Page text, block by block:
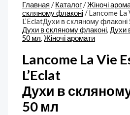
Главная /Каталог/Жіночі
скляному флаконі/ Lancome La
L’EclatДухи в скляному флаконі
Духи в скляному флаконі,Духи
50 мл,Жіночі аромати
Lancome La Vie
L’Eclat
Духи в
50 мл